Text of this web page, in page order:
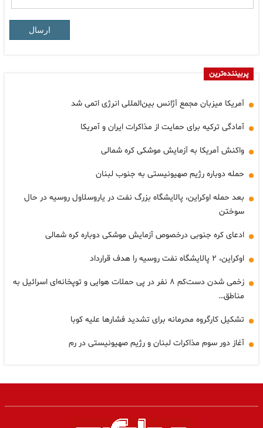
ارسال
پربیننده‌ترین
آمریکا میزبان مجمع آژانس بین‌المللی انرژی اتمی شد
آمادگی ترکیه برای حمایت از مذاکرات ایران و آمریکا
واکنش آمریکا به آزمایش موشکی کره شمالی
حمله دوباره رژیم صهیونیستی به جنوب لبنان
بعد حمله اوکراین، پالایشگاه بزرگ نفت در یاروسلاول روسیه در حال
سوختن
ادعای کره جنوبی درخصوص آزمایش موشکی دوباره کره شمالی
اوکراین، ۲ پالایشگاه نفت روسیه را هدف قرارداد
زخمی شدن دست‌کم ۸ نفر در پی حملات هوایی و توپخانه‌ای اسرائیل به
مناطق…
تشکیل کارگروه محرمانه برای تشدید فشارها علیه کوبا
آغاز دور سوم مذاکرات لبنان و رژیم صهیونیستی در رم